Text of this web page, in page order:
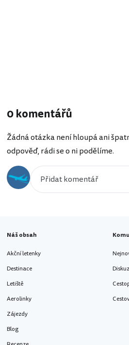
0 komentářů
Žádná otázka není hloupá ani
odpověď, rádi se o ni podělíme.
Náš obsah
Akční letenky
Destinace
Letiště
Aerolinky
Zájezdy
Blog